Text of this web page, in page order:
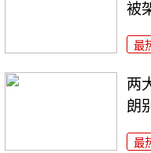
被
最
两
朗
最